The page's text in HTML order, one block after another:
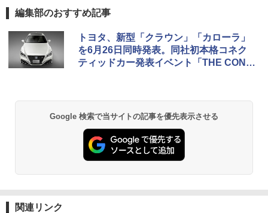
編集部のおすすめ記事
トヨタ、新型「クラウン」「カローラ」
を6月26日同時発表。同社初本格コネク
ティッドカー発表イベント「THE CONN
Google 検索で当サイトの記事を優先表示させる
関連リンク